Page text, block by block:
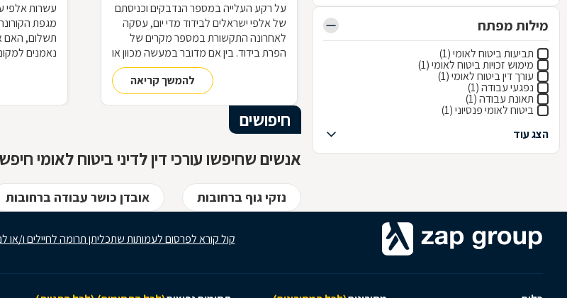
מילות מפתח
תביעות ביטוח לאומי (1)
מימוש זכויות ביטוח לאומי (1)
עורך דין ביטוח לאומי (1)
נפגעי עבודה (1)
תאונת עבודה (1)
ביטוח לאומי פנסיוני (1)
הצג עוד
על רקע העלייה במספר הנדבקים וכניסתם
של אלפי ישראלים לבידוד מדי יום, עסקה
לאחרונה התקשורת במספר מקרים של
הפרת בידוד. בין אם מדובר במעשה מכוון או
באי הבנה של תנאי הבידוד, להפרת הבידוד
ישנן השלכות אותן חשוב להכירלהמשך קריאה
עשרות אלפי
מגפת
תשלום, האם
נאמנים
ההבדל בין
לעבודה
חיפושים
אנשים שחיפשו עורכי דין לדיני ביטוח לאומי
נזקי גוף ברחובות אובדן כושר עבודה ברחובות
קול קורא לפרסום לעמותות שתכליתן תרומה לחיילים ו/